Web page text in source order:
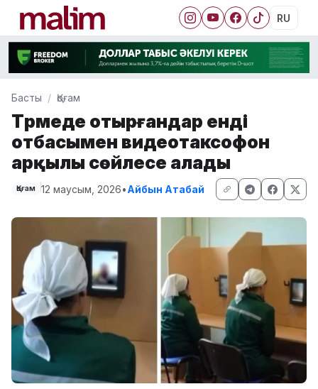
RU
Басты Қоғам
Түрмеде отырғандар енді
отбасымен видеотаксофон
арқылы сөйлесе алады
Қоғам 12 маусым, 2026•Айбын Атабай